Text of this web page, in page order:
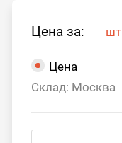
Цена за: шт
Цена
Склад: Москва